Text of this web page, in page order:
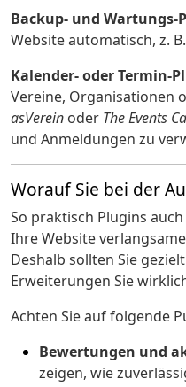
Backup- und Wartungs-
Website automatisch, z.
Kalender- oder Termin-
Vereine, Organisationen
asVerein oder The Events
und Anmeldungen zu
Worauf Sie bei der
So praktisch Plugins
Ihre Website
Deshalb sollten Sie
Erweiterungen Sie
Achten Sie auf folgende
Bewertungen und
zeigen, wie